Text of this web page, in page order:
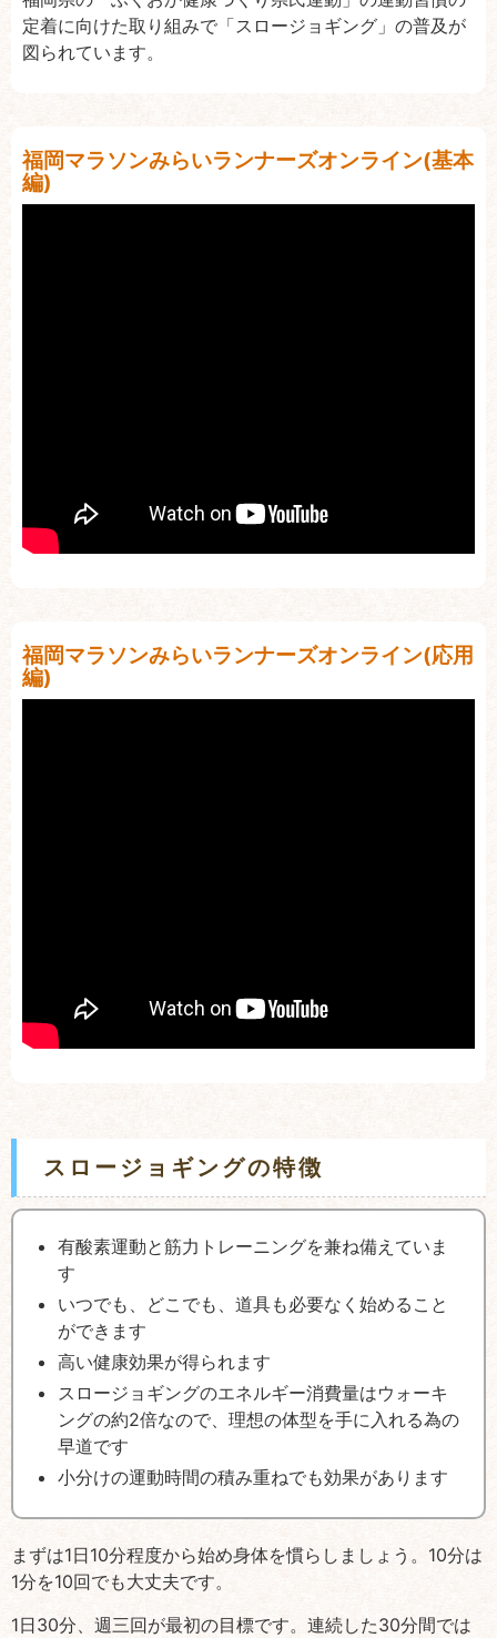
定着に向けた取り組みで「スロージョギング」の普及が
図られています。
福岡マラソンみらいランナーズオンライン(基本
編)
福岡マラソンみらいランナーズオンライン(応用
編)
スロージョギングの特徴
有酸素運動と筋力トレーニングを兼ね備えていま
す
いつでも、どこでも、道具も必要なく始めること
ができます
高い健康効果が得られます
スロージョギングのエネルギー消費量はウォーキ
ングの約2倍なので、理想の体型を手に入れる為の
早道です
小分けの運動時間の積み重ねでも効果があります
まずは1日10分程度から始め身体を慣らしましょう。10分は
1分を10回でも大丈夫です。
1日30分、週三回が最初の目標です。連続した30分間では